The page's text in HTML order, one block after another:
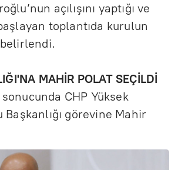
açılışını yaptığı ve
toplantıda kurulun
MAHİR POLAT SEÇİLDİ
CHP Yüksek
görevine Mahir